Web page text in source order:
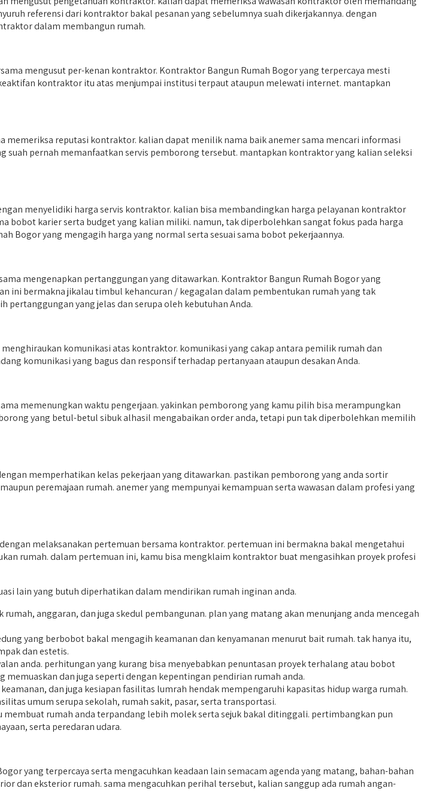
referensi dari kontraktor bakal pesanan yang sebelumnya suah dikerjakannya. dengan
dalam membangun rumah.
mengusut per-kenan kontraktor. Kontraktor Bangun Rumah Bogor yang terpercaya mesti
kontraktor itu atas menjumpai institusi terpaut ataupun melewati internet. mantapkan
reputasi kontraktor. kalian dapat menilik nama baik anemer sama mencari informasi
pernah memanfaatkan servis pemborong tersebut. mantapkan kontraktor yang kalian seleksi
menyelidiki harga servis kontraktor. kalian bisa membandingkan harga pelayanan kontraktor
bobot karier serta budget yang kalian miliki. namun, tak diperbolehkan sangat fokus pada harga
Bogor yang mengagih harga yang normal serta sesuai sama bobot pekerjaannya.
mengenapkan pertanggungan yang ditawarkan. Kontraktor Bangun Rumah Bogor yang
ini bermakna jikalau timbul kehancuran / kegagalan dalam pembentukan rumah yang tak
yang jelas dan serupa oleh kebutuhan Anda.
komunikasi atas kontraktor. komunikasi yang cakap antara pemilik rumah dan
komunikasi yang bagus dan responsif terhadap pertanyaan ataupun desakan Anda.
memenungkan waktu pengerjaan. yakinkan pemborong yang kamu pilih bisa merampungkan
yang betul-betul sibuk alhasil mengabaikan order anda, tetapi pun tak diperbolehkan memilih
memperhatikan kelas pekerjaan yang ditawarkan. pastikan pemborong yang anda sortir
peremajaan rumah. anemer yang mempunyai kemampuan serta wawasan dalam profesi yang
melaksanakan pertemuan bersama kontraktor. pertemuan ini bermakna bakal mengetahui
rumah. dalam pertemuan ini, kamu bisa mengklaim kontraktor buat mengasihkan proyek profesi
lain yang butuh diperhatikan dalam mendirikan rumah inginan anda.
anggaran, dan juga skedul pembangunan. plan yang matang akan menunjang anda mencegah
yang berbobot bakal mengagih keamanan dan kenyamanan menurut bait rumah. tak hanya itu,
dan estetis.
anda. perhitungan yang kurang bisa menyebabkan penuntasan proyek terhalang atau bobot
dan juga seperti dengan kepentingan pendirian rumah anda.
dan juga kesiapan fasilitas lumrah hendak mempengaruhi kapasitas hidup warga rumah.
umum serupa sekolah, rumah sakit, pasar, serta transportasi.
rumah anda terpandang lebih molek serta sejuk bakal ditinggali. pertimbangkan pun
serta peredaran udara.
yang terpercaya serta mengacuhkan keadaan lain semacam agenda yang matang, bahan-bahan
dan eksterior rumah. sama mengacuhkan perihal tersebut, kalian sanggup ada rumah angan-